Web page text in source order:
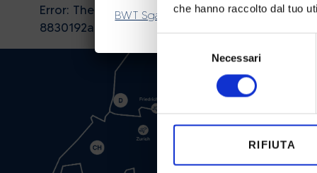
che hanno raccolto dal tuo
Necessari
RIFIUTA
Error: The domain WWW.LASGAMBEDA.IT is
8830192aeb9f. Please add it to the domain
BWT Sgambeda Rankings